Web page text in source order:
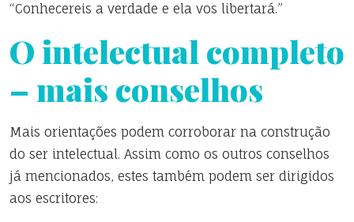
“Conhecereis a verdade e ela vos libertará.”
O intelectual completo
– mais conselhos
Mais orientações podem corroborar na construção
do ser intelectual. Assim como os outros conselhos
já mencionados, estes também podem ser dirigidos
aos escritores: